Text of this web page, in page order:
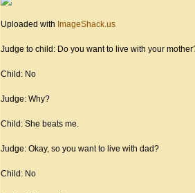
Uploaded with ImageShack.us
Judge to child: Do you want to live with your
Child: No
Judge: Why?
Child: She beats me.
Judge: Okay, so you want to live with dad?
Child: No